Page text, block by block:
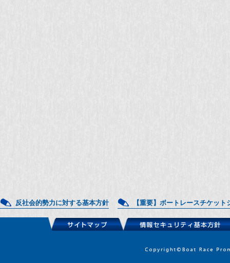
反社会的勢力に対する基本方針 【重要】ボートレースチケッ